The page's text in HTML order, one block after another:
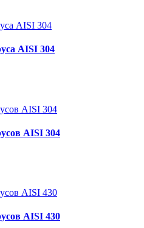
AISI 304
AISI 304
AISI 430